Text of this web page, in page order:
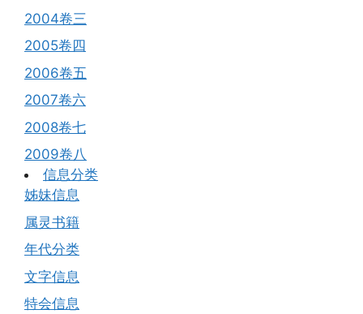
2004卷三
2005卷四
2006卷五
2007卷六
2008卷七
2009卷八
信息分类
姊妹信息
属灵书籍
年代分类
文字信息
特会信息